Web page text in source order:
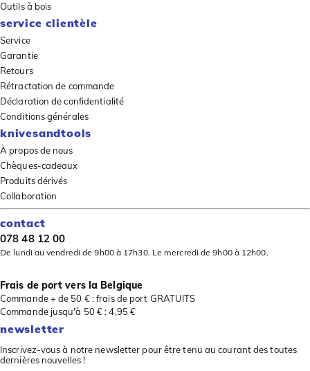
Outils à bois
service clientèle
Service
Garantie
Retours
Rétractation de commande
Déclaration de confidentialité
Conditions générales
knivesandtools
À propos de nous
Chèques-cadeaux
Produits dérivés
Collaboration
contact
078 48 12 00
De lundi au vendredi de 9h00 à 17h30. Le mercredi de 9h00 à 12h00.
Frais de port vers la Belgique
Commande + de 50 € : frais de port GRATUITS
Commande jusqu'à 50 € : 4,95 €
newsletter
Inscrivez-vous à notre newsletter pour être tenu au courant des toutes
dernières nouvelles !